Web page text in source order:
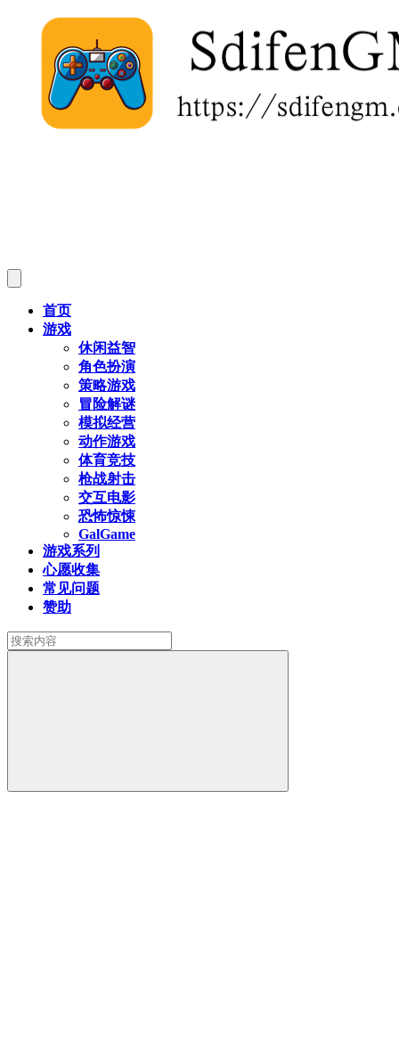
首页
游戏
休闲益智
角色扮演
策略游戏
冒险解谜
模拟经营
动作游戏
体育竞技
枪战射击
交互电影
恐怖惊悚
GalGame
游戏系列
心愿收集
常见问题
赞助